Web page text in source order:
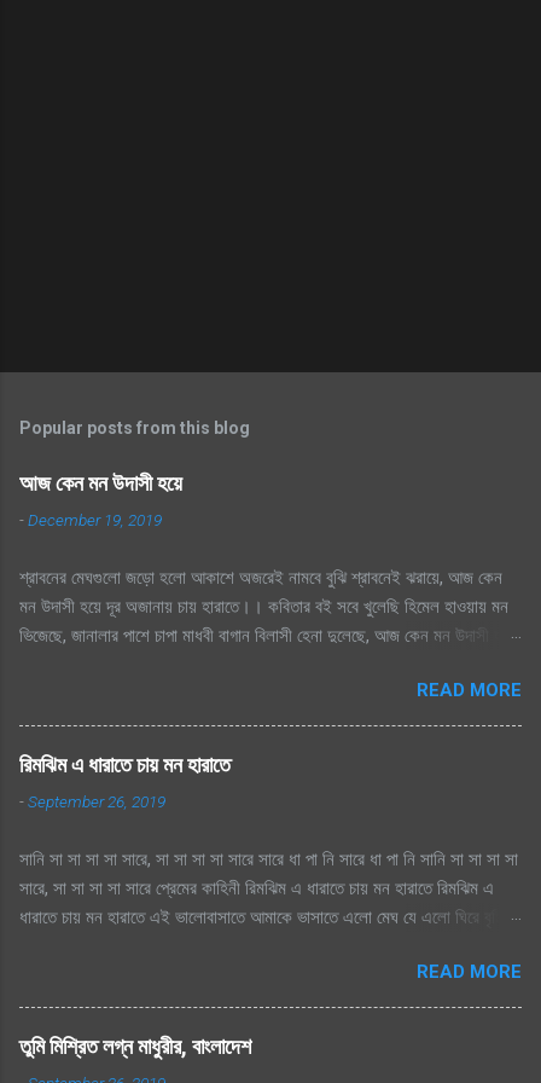
Popular posts from this blog
আজ কেন মন উদাসী হয়ে
-December 19, 2019
শ্রাবনের মেঘগুলো জড়ো হলো আকাশে অজরেই নামবে বুঝি শ্রাবনেই ঝরায়ে, আজ কেন
মন উদাসী হয়ে দূর অজানায় চায় হারাতে।। কবিতার বই সবে খুলেছি হিমেল হাওয়ায় মন
ভিজেছে, জানালার পাশে চাপা মাধবী বাগান বিলাসী হেনা দুলেছে, আজ কেন মন উদাসী হয়ে
হাসের জলকেলী পথিকের পায়ে হাটা থেমেছে, আজ কেন মন উদাসী হয়ে দূর অজানায় চায়
হারাতে, শ্রাবনের মেঘগুলো জড়ো হলো আকাশে অঝরে নামবে বুঝি শ্রাবনেই ঝরায়ে, আজ
কেন মন উদাসী হয়ে দূর অজানায় চায় হারাতে
READ MORE
রিমঝিম এ ধারাতে চায় মন হারাতে
-September 26, 2019
সানি সা সা সা সা সারে, সা সা সা সা সারে সারে ধা পা নি সারে ধা পা নি সানি সা সা সা সা
সারে, সা সা সা সা সারে প্রেমের কাহিনী রিমঝিম এ ধারাতে চায় মন হারাতে রিমঝিম এ
ধারাতে চায় মন হারাতে এই ভালোবাসাতে আমাকে ভাসাতে এলো মেঘ যে এলো ঘিরে বৃষ্টি
মেঘ যে এলো ঘিরে বৃষ্টি সুরে সুরে শোনায় রাগিনী মনে স্বপ্ন এলোমেলো এই কি শুরু হল
প্রেমের কাহিনী? রিমঝিম এ ধারাতে চায় মন হারাতে রিমঝিম এ ধারাতে চায় মন হারাতে
আগে কত বৃষ্টি যে দেখেছি শ্রাবণে জাগেনি তো এত আশা, ভালোবাসা এ মনে আগে কত বৃষ্টি
যে দেখেছি শ্রাবণে জাগেনি তো এত আশা, ভালোবাসা এ মনে সে বৃষ্টি ভেজা পায়ে সামনে
READ MORE
তুমি মিশ্রিত লগ্ন মাধুরীর, বাংলাদেশ